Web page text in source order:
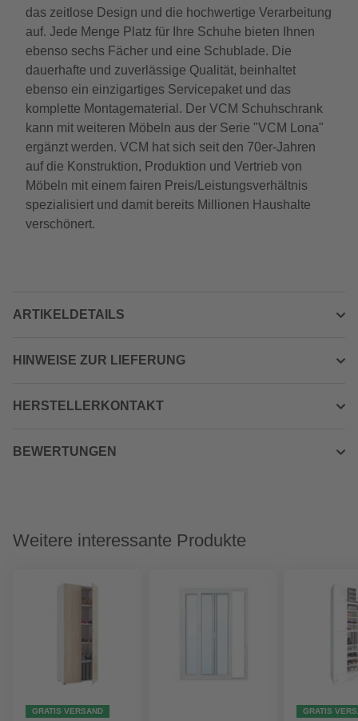
das zeitlose Design und die hochwertige Verarbeitung
auf. Jede Menge Platz für Ihre Schuhe bieten Ihnen
ebenso sechs Fächer und eine Schublade. Die
dauerhafte und zuverlässige Qualität, beinhaltet
ebenso ein einzigartiges Servicepaket und das
komplette Montagematerial. Der VCM Schuhschrank
kann mit weiteren Möbeln aus der Serie "VCM Lona"
ergänzt werden. VCM hat sich seit den 70er-Jahren
auf die Konstruktion, Produktion und Vertrieb von
Möbeln mit einem fairen Preis/Leistungsverhältnis
spezialisiert und damit bereits Millionen Haushalte
verschönert.
ARTIKELDETAILS
HINWEISE ZUR LIEFERUNG
HERSTELLERKONTAKT
BEWERTUNGEN
Weitere interessante Produkte
GRATIS VERSAND GRATIS